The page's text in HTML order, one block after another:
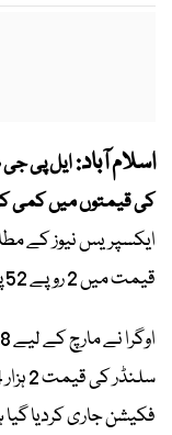
اسلام آباد:ایل پی
کی قیمتوں میں کمی
ایکسپریس نیوز کے
قیمت میں 2 روپے 52 پیسے کمی کی گئی ہے۔
فکیشن جاری کردیا